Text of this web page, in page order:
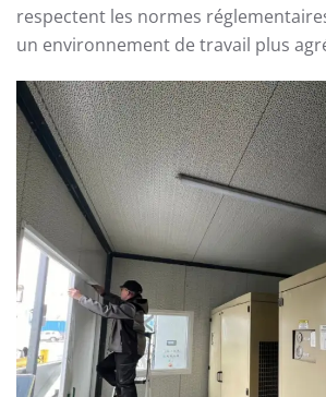
respectent les normes
un environnement de travail plus